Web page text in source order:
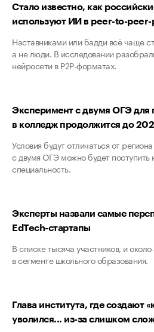
Стало известно, как
используют ИИ в peer-to-peer-
Наставниками или бадди всё чаще
а не люди. В исследовании
нейросети в P2P-форматах.
Эксперимент с двумя ОГЭ для
в колледж продолжится до
Условия будут отличаться от
с двумя ОГЭ можно будет
специальность.
Эксперты назвали самые
EdTech-стартапы
В списке тысяча участников, и
в сегменте школьного образования.
Глава института, где создают
уволился... из-за слишком